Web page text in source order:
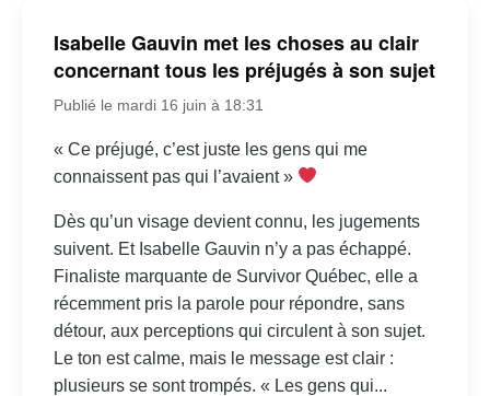
Isabelle Gauvin met les choses au clair
concernant tous les préjugés à son sujet
Publié le mardi 16 juin à 18:31
« Ce préjugé, c’est juste les gens qui me
connaissent pas qui l’avaient »
Dès qu’un visage devient connu, les jugements
suivent. Et Isabelle Gauvin n’y a pas échappé.
Finaliste marquante de Survivor Québec, elle a
récemment pris la parole pour répondre, sans
détour, aux perceptions qui circulent à son sujet.
Le ton est calme, mais le message est clair :
plusieurs se sont trompés. « Les gens qui...